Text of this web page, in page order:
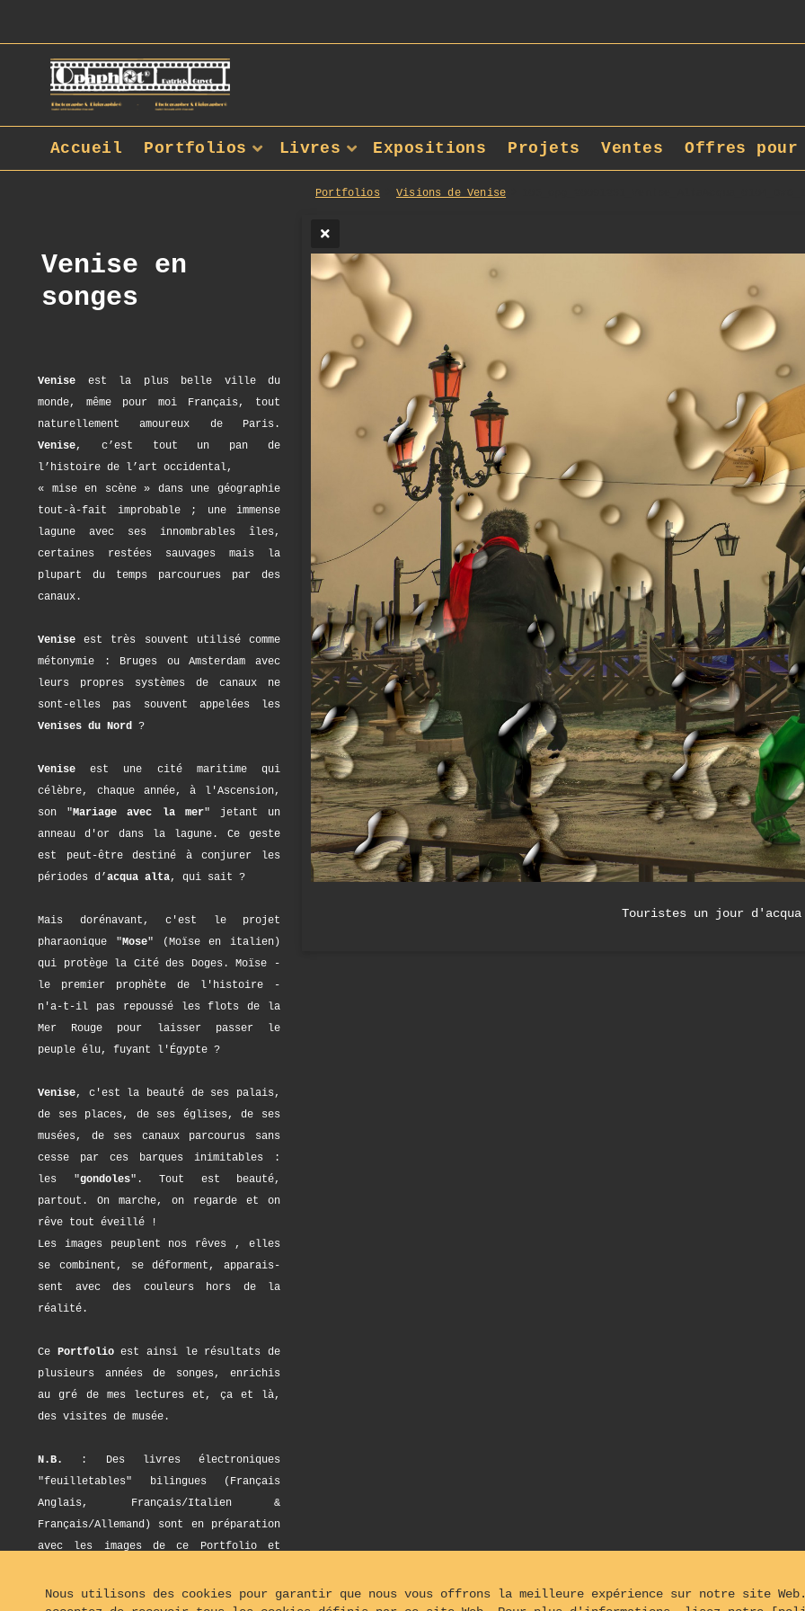
Portfolios Visions de Venise
Touristes un jour
Venise en
songes
Venise est la plus belle ville du
monde, même pour moi Français, tout
naturellement amoureux de Paris.
Venise, c’est tout un pan de
l’histoire de l’art occidental,
« mise en scène » dans une géographie
tout-à-fait improbable ; une immense
lagune avec ses innombrables îles,
certaines restées sauvages mais la
plupart du temps parcourues par des
canaux.
Venise est très souvent utilisé comme
métonymie : Bruges ou Amsterdam avec
leurs propres systèmes de canaux ne
sont-elles pas souvent appelées les
Venises du Nord ?
Venise est une cité maritime qui
célèbre, chaque année, à l'Ascension,
son "Mariage avec la mer" jetant un
anneau d'or dans la lagune. Ce geste
est peut-être destiné à conjurer les
périodes d’acqua alta, qui sait ?
Mais dorénavant, c'est le projet
pharaonique "Mose" (Moïse en italien)
qui protège la Cité des Doges. Moïse -
le premier prophète de l'histoire -
n'a-t-il pas repoussé les flots de la
Mer Rouge pour laisser passer le
peuple élu, fuyant l'Égypte ?
Venise, c'est la beauté de ses palais,
de ses places, de ses églises, de ses
musées, de ses canaux parcourus sans
cesse par ces barques inimitables :
les "gondoles". Tout est beauté,
partout. On marche, on regarde et on
rêve tout éveillé !
Les images peuplent nos rêves , elles
se combinent, se déforment, apparais-
sent avec des couleurs hors de la
réalité.
Ce Portfolioest ainsi le résultats de
plusieurs années de songes, enrichis
au gré de mes lectures et, ça et là,
des visites de musée.
N.B.
: Des livres électroniques
"feuilletables" bilingues (Français
Anglais, Français/Italien &
Français/Allemand) sont en préparation
avec les images de ce Portfolio et
bilités en visitant, de temps en
Accueil Portfolios Livres Expositions Projets Ventes Offres pour
Nous utilisons des cookies pour garantir que nous vous offrons la meilleure expérience sur notre site Web.